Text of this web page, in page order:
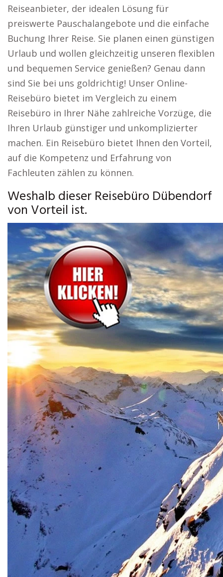
Reiseanbieter, der idealen Lösung für
preiswerte Pauschalangebote und die einfache
Buchung Ihrer Reise. Sie planen einen günstigen
Urlaub und wollen gleichzeitig unseren flexiblen
und bequemen Service genießen? Genau dann
sind Sie bei uns goldrichtig! Unser Online-
Reisebüro bietet im Vergleich zu einem
Reisebüro in Ihrer Nähe zahlreiche Vorzüge, die
Ihren Urlaub günstiger und unkomplizierter
machen. Ein Reisebüro bietet Ihnen den Vorteil,
auf die Kompetenz und Erfahrung von
Fachleuten zählen zu können.
Weshalb dieser Reisebüro Dübendorf
von Vorteil ist.